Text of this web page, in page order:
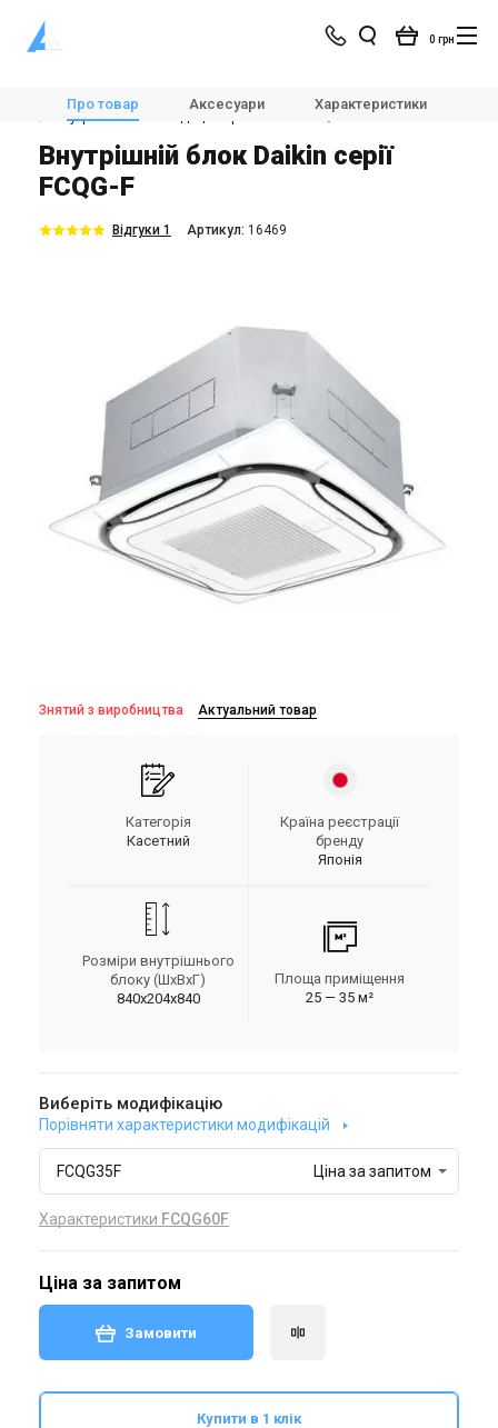
0 грн
Магазин Кондиціонування
Мультиспліт-системи та VRV
🌬Внутрішні блоки кондиціонера
Daikin FCQG-F
Про товар Аксесуари Характеристики
Внутрішній блок Daikin серії
FCQG-F
Відгуки 1 Aртикул: 16469
Знятий з виробництва Актуальний товар
Категорія
Касетний
Країна реєстрації
бренду
Японія
Розміри внутрішнього
блоку (ШxВxГ)
840x204x840
Площа приміщення
25 — 35 м²
Виберіть модифікацію
Порівняти характеристики модифікацій
FCQG35F Ціна за запитом
Характеристики FCQG60F
Ціна за запитом
Замовити
Купити в 1 клік